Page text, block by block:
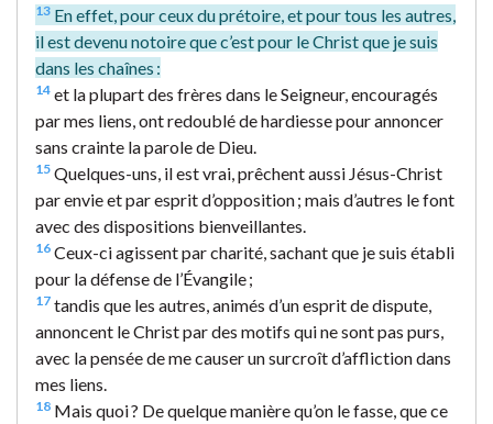
13 En effet, pour ceux du prétoire, et pour tous les autres,
il est devenu notoire que c’est pour le Christ que je suis
dans les chaînes :
14 et la plupart des frères dans le Seigneur, encouragés
par mes liens, ont redoublé de hardiesse pour annoncer
sans crainte la parole de Dieu.
15 Quelques-uns, il est vrai, prêchent aussi Jésus-Christ
par envie et par esprit d’opposition ; mais d’autres le font
avec des dispositions bienveillantes.
16 Ceux-ci agissent par charité, sachant que je suis établi
pour la défense de l’Évangile ;
17 tandis que les autres, animés d’un esprit de dispute,
annoncent le Christ par des motifs qui ne sont pas purs,
avec la pensée de me causer un surcroît d’affliction dans
mes liens.
18 Mais quoi ? De quelque manière qu’on le fasse, que ce